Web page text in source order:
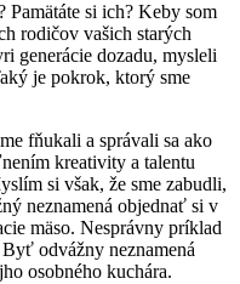
Pamätáte si ich? Keby som
rodičov vašich starých
generácie dozadu, mysleli
je pokrok, ktorý sme
fňukali a správali sa ako
kreativity a talentu
si však, že sme zabudli,
neznamená objednať si v
mäso. Nesprávny príklad
odvážny neznamená
osobného kuchára.